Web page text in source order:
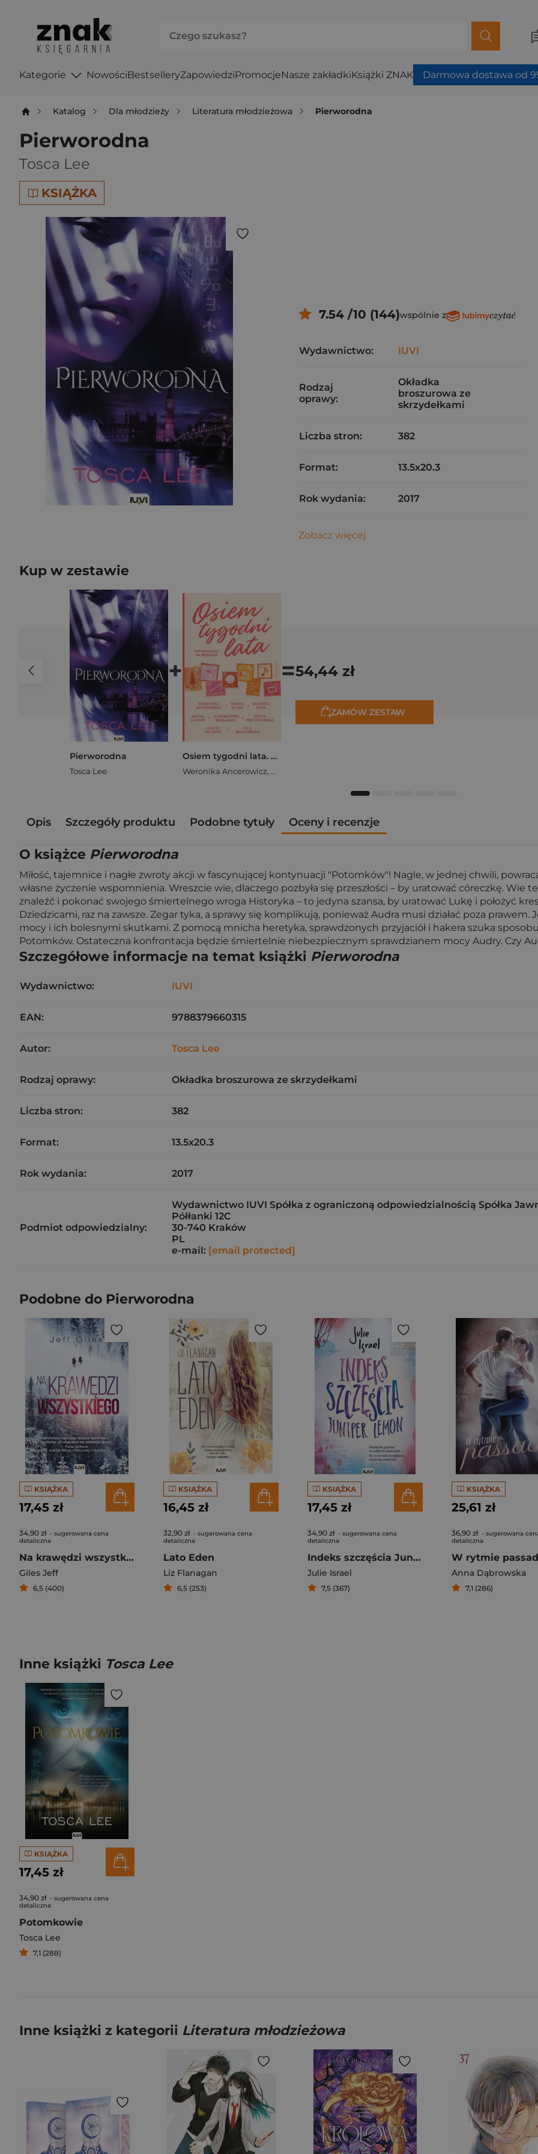
Kategorie NowościBestselleryZapowiedziPromocjeNasze zakładkiKsiążki ZNAK Darmowa dostawa od
Katalog Dla młodzieży Literatura młodzieżowa Pierworodna
Pierworodna
Tosca Lee
KSIĄŻKA
7.54 /10 (144)wspólnie z
Wydawnictwo: IUVI
Rodzaj
oprawy:
Okładka
broszurowa ze
skrzydełkami
Liczba stron: 382
Format: 13.5x20.3
Rok wydania: 2017
Zobacz więcej
Kup w zestawie
Pierworodna
Tosca Lee
+
Osiem tygodni lata. Opowiadania na wakacje
Weronika Ancerowicz, Marta Bijan
=54,44 zł
ZAMÓW ZESTAW
Opis Szczegóły produktu Podobne tytuły Oceny i recenzje
O książce Pierworodna
Miłość, tajemnice i nagłe zwroty akcji w fascynującej kontynuacji "Potomków"! Nagle, w jednej chwili,
własne życzenie wspomnienia. Wreszcie wie, dlaczego pozbyła się przeszłości – by uratować córeczkę. Wie
znaleźć i pokonać swojego śmiertelnego wroga Historyka – to jedyna szansa, by uratować Lukę i położyć
Dziedzicami, raz na zawsze. Zegar tyka, a sprawy się komplikują, ponieważ Audra musi działać poza
mocy i ich bolesnymi skutkami. Z pomocą mnicha heretyka, sprawdzonych przyjaciół i hakera szuka
Potomków. Ostateczna konfrontacja będzie śmiertelnie niebezpiecznym sprawdzianem mocy Audry. Czy
Szczegółowe informacje na temat książki Pierworodna
Wydawnictwo: IUVI
EAN: 9788379660315
Autor: Tosca Lee
Rodzaj oprawy: Okładka broszurowa ze skrzydełkami
Liczba stron: 382
Format: 13.5x20.3
Rok wydania: 2017
Podmiot odpowiedzialny:
Wydawnictwo IUVI Spółka z ograniczoną odpowiedzialnością Spółka
Półłanki 12C
30-740 Kraków
PL
e-mail: [email protected]
Podobne do Pierworodna
KSIĄŻKA
17,45 zł
34,90 zł - sugerowana cena
detaliczna
Na krawędzi wszystkiego
Giles Jeff
6,5 (400)
KSIĄŻKA
16,45 zł
32,90 zł - sugerowana cena
detaliczna
Lato Eden
Liz Flanagan
6,5 (253)
KSIĄŻKA
17,45 zł
34,90 zł - sugerowana cena
detaliczna
Indeks szczęścia Juniper Lemon
Julie Israel
7,5 (367)
KSIĄŻKA
25,61 zł
36,90 zł - sugerowana
detaliczna
W rytmie
Anna Dąbrowska
7,1 (286)
Inne książki Tosca Lee
KSIĄŻKA
17,45 zł
34,90 zł - sugerowana cena
detaliczna
Potomkowie
Tosca Lee
7,1 (288)
Inne książki z kategorii Literatura młodzieżowa